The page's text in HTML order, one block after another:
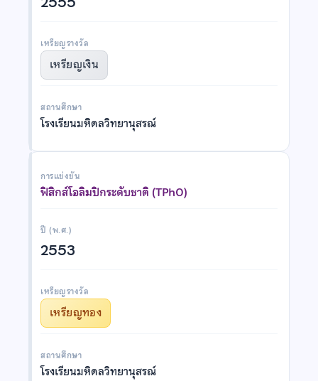
เหรียญรางวัล
เหรียญเงิน
สถานศึกษา
โรงเรียนมหิดลวิทยานุสรณ์
การแข่งขัน
ฟิสิกส์โอลิมปิกระดับชาติ (TPhO)
ปี (พ.ศ.)
2553
เหรียญรางวัล
เหรียญทอง
สถานศึกษา
โรงเรียนมหิดลวิทยานุสรณ์